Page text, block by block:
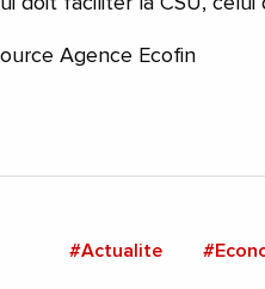
Agence Ecofin
#Actualite